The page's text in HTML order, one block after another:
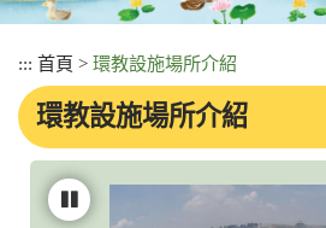
::: 首頁 > 環教設施場所介紹
環教設施場所介紹